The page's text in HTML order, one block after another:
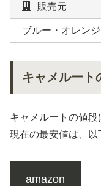
販売元
ブルー・オレン
キャメルート
キャメルートの値段
現在の最安値は、以
amazon